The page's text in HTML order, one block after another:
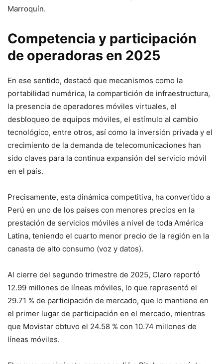
Marroquín.
Competencia y participación
de operadoras en 2025
En ese sentido, destacó que mecanismos como la
portabilidad numérica, la compartición de infraestructura,
la presencia de operadores móviles virtuales, el
desbloqueo de equipos móviles, el estímulo al cambio
tecnológico, entre otros, así como la inversión privada y el
crecimiento de la demanda de telecomunicaciones han
sido claves para la continua expansión del servicio móvil
en el país.
Precisamente, esta dinámica competitiva, ha convertido a
Perú en uno de los países con menores precios en la
prestación de servicios móviles a nivel de toda América
Latina, teniendo el cuarto menor precio de la región en la
canasta de alto consumo (voz y datos).
Al cierre del segundo trimestre de 2025, Claro reportó
12.99 millones de líneas móviles, lo que representó el
29.71 % de participación de mercado, que lo mantiene en
el primer lugar de participación en el mercado, mientras
que Movistar obtuvo el 24.58 % con 10.74 millones de
líneas móviles.